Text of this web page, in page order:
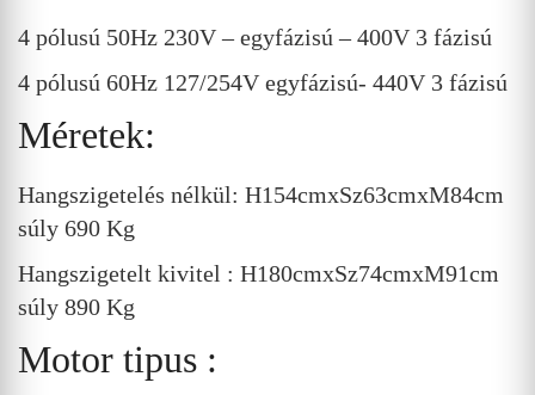
4 pólusú 50Hz 230V – egyfázisú – 400V 3 fázisú
4 pólusú 60Hz 127/254V egyfázisú- 440V 3 fázisú
Méretek:
Hangszigetelés nélkül: H154cmxSz63cmxM84cm
súly 690 Kg
Hangszigetelt kivitel : H180cmxSz74cmxM91cm
súly 890 Kg
Motor tipus :